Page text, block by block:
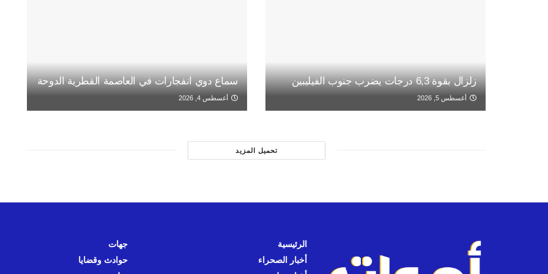
زلزال بقوة 6,3 درجات يضرب جنوب الفيليبين
أغسطس 5, 2026
سماع دوي انفجارات في العاصمة القطرية الدوحة
أغسطس 4, 2026
تحميل المزيد
الرئيسية
أخبار الصحراء
جهات
حوادث وقضايا